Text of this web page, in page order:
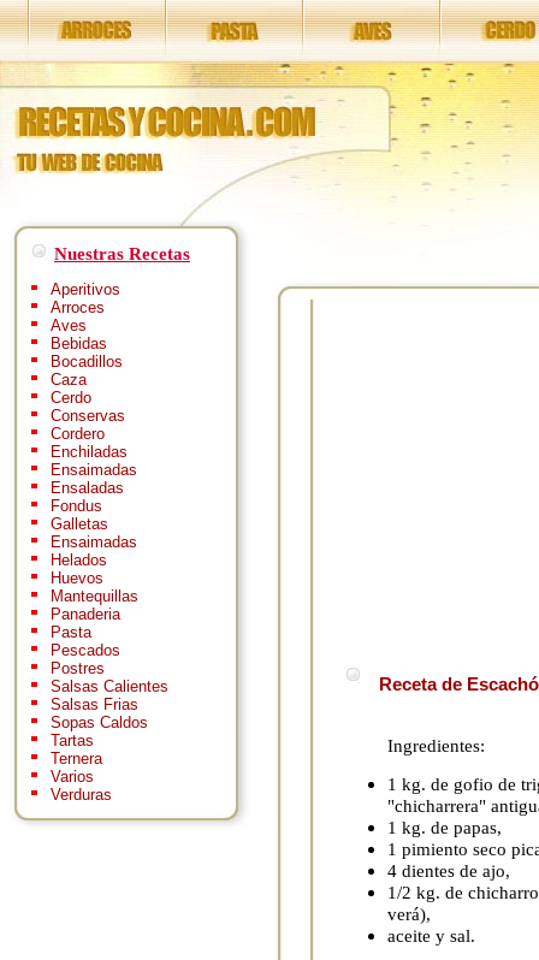
Nuestras Recetas
Aperitivos
Arroces
Aves
Bebidas
Bocadillos
Caza
Cerdo
Conservas
Cordero
Enchiladas
Ensaimadas
Ensaladas
Fondus
Galletas
Ensaimadas
Helados
Huevos
Mantequillas
Panaderia
Pasta
Pescados
Postres
Salsas Calientes
Salsas Frias
Sopas Caldos
Tartas
Ternera
Varios
Verduras
Receta de
Ingredientes:
1 kg. de gofio de
"chicharrera"
1 kg. de papas,
1 pimiento seco
4 dientes de ajo,
1/2 kg. de
verá),
aceite y sal.